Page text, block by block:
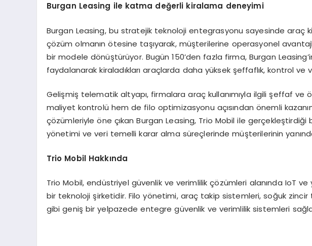
Burgan Leasing ile katma değerli kiralama deneyimi
Burgan Leasing, bu stratejik teknoloji entegrasyonu sayesinde araç
çözüm olmanın ötesine taşıyarak, müşterilerine operasyonel
bir modele dönüştürüyor. Bugün 150’den fazla firma, Burgan
faydalanarak kiraladıkları araçlarda daha yüksek şeffaflık, kontrol ve
Gelişmiş telematik altyapı, firmalara araç kullanımıyla ilgili şeffaf ve
maliyet kontrolü hem de filo optimizasyonu açısından önemli
çözümleriyle öne çıkan Burgan Leasing, Trio Mobil ile
yönetimi ve veri temelli karar alma süreçlerinde müşterilerinin
Trio Mobil Hakkında
Trio Mobil, endüstriyel güvenlik ve verimlilik çözümleri alanında IoT
bir teknoloji şirketidir. Filo yönetimi, araç takip sistemleri, soğuk
gibi geniş bir yelpazede entegre güvenlik ve verimlilik sistemleri